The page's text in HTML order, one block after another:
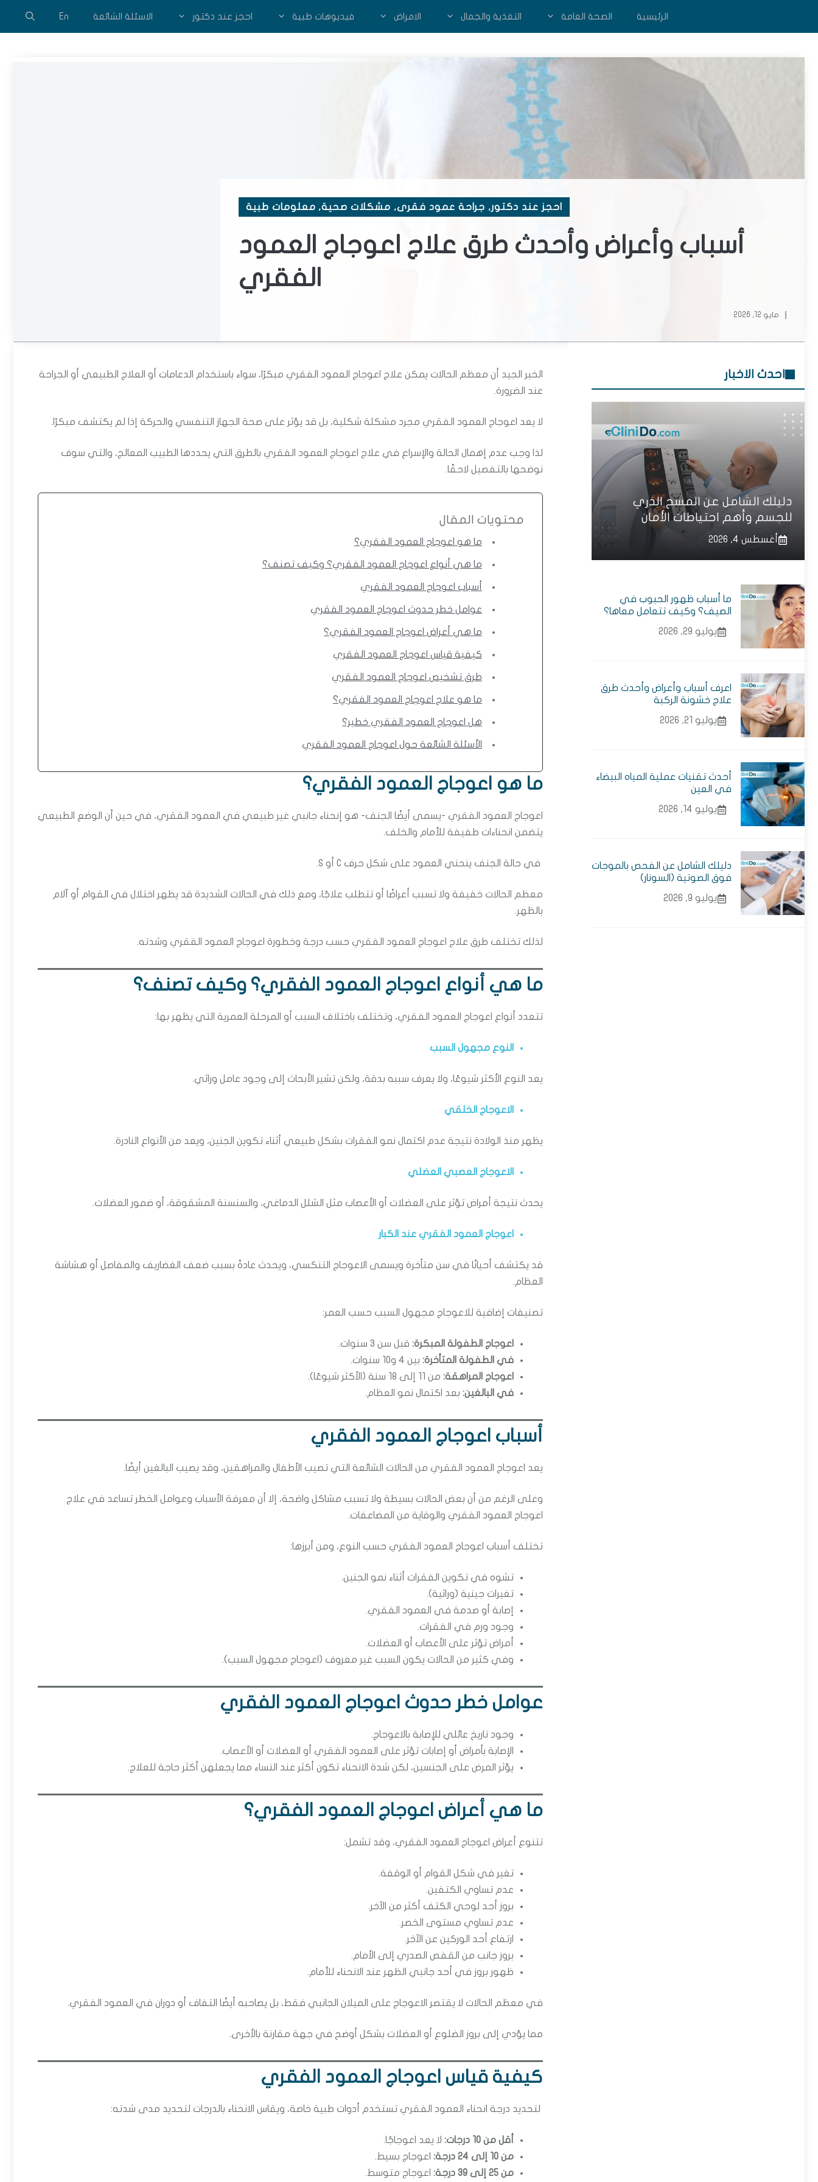
الرئيسية الصحة العامة التغذية والجمال الامراض فيديوهات طبية احجز عند دكتور الاسئلة الشائعة En
احجز عند دكتور, جراحة عمود فقرى, مشكلات صحية, معلومات طبية
أسباب وأعراض وأحدث طرق علاج اعوجاج العمود
الفقري
مايو 12, 2026
الخبر الجيد أن معظم الحالات يمكن علاج اعوجاج العمود الفقري مبكرًا، سواء باستخدام الدعامات أو العلاج الطبيعي أو الجراحة
عند الضرورة.
لا يعد اعوجاج العمود الفقري مجرد مشكلة شكلية، بل قد يؤثر على صحة الجهاز التنفسي والحركة إذا لم يكتشف مبكرًا.
لذا وجب عدم إهمال الحالة والإسراع في علاج اعوجاج العمود الفقري بالطرق التي يحددها الطبيب المعالج، والتي سوف
نوضحها بالتفصيل لاحقًا.
محتويات المقال
ما هو اعوجاج العمود الفقري؟
ما هي أنواع اعوجاج العمود الفقري؟ وكيف تصنف؟
أسباب اعوجاج العمود الفقري
عوامل خطر حدوث اعوجاج العمود الفقري
ما هي أعراض اعوجاج العمود الفقري؟
كيفية قياس اعوجاج العمود الفقري
طرق تشخيص اعوجاج العمود الفقري
ما هو علاج اعوجاج العمود الفقري؟
هل اعوجاج العمود الفقري خطير؟
الأسئلة الشائعة حول اعوجاج العمود الفقري
ما هو اعوجاج العمود الفقري؟
اعوجاج العمود الفقري -يسمى أيضًا الجنف- هو إنحناء جانبي غير طبيعي في العمود الفقري، في حين أن الوضع الطبيعي
يتضمن انحناءات طفيفة للأمام والخلف.
في حالة الجنف ينحني العمود على شكل حرف C أو S.
معظم الحالات خفيفة ولا تسبب أعراضًا أو تتطلب علاجًا، ومع ذلك في الحالات الشديدة قد يظهر اختلال في القوام أو آلام
بالظهر.
لذلك تختلف طرق علاج اعوجاج العمود الفقري حسب درجة وخطورة اعوجاج العمود الفقري وشدته.
ما هي أنواع اعوجاج العمود الفقري؟ وكيف تصنف؟
تتعدد أنواع اعوجاج العمود الفقري، وتختلف باختلاف السبب أو المرحلة العمرية التي يظهر بها:
النوع مجهول السبب
يعد النوع الأكثر شيوعًا، ولا يعرف سببه بدقة، ولكن تشير الأبحاث إلى وجود عامل وراثي.
الاعوجاج الخلقي
يظهر منذ الولادة نتيجة عدم اكتمال نمو الفقرات بشكل طبيعي أثناء تكوين الجنين، ويعد من الأنواع النادرة.
الاعوجاج العصبي العضلي
يحدث نتيجة أمراض تؤثر على العضلات أو الأعصاب مثل الشلل الدماغي، والسنسنة المشقوقة، أو ضمور العضلات.
اعوجاج العمود الفقري عند الكبار
قد يكتشف أحيانًا في سن متأخرة ويسمى الاعوجاج التنكسي، ويحدث عادةً بسبب ضعف الغضاريف والمفاصل أو هشاشة
العظام.
تصنيفات إضافية للاعوجاج مجهول السبب حسب العمر:
اعوجاج الطفولة المبكرة: قبل سن 3 سنوات.
في الطفولة المتأخرة: بين 4 و10 سنوات.
اعوجاج المراهقة: من 11 إلى 18 سنة (الأكثر شيوعًا).
في البالغين: بعد اكتمال نمو العظام.
أسباب اعوجاج العمود الفقري
يعد اعوجاج العمود الفقري من الحالات الشائعة التي تصيب الأطفال والمراهقين، وقد يصيب البالغين أيضًا.
وعلى الرغم من أن بعض الحالات بسيطة ولا تسبب مشاكل واضحة، إلا أن معرفة الأسباب وعوامل الخطر تساعد في علاج
اعوجاج العمود الفقري والوقاية من المضاعفات.
تختلف أسباب اعوجاج العمود الفقري حسب النوع، ومن أبرزها:
تشوه في تكوين الفقرات أثناء نمو الجنين.
تغيرات جينية (وراثية).
إصابة أو صدمة في العمود الفقري.
وجود ورم في الفقرات.
أمراض تؤثر على الأعصاب أو العضلات.
وفي كثير من الحالات يكون السبب غير معروف (اعوجاج مجهول السبب).
عوامل خطر حدوث اعوجاج العمود الفقري
وجود تاريخ عائلي للإصابة بالاعوجاج.
الإصابة بأمراض أو إصابات تؤثر على العمود الفقري أو العضلات أو الأعصاب.
يؤثر المرض على الجنسين، لكن شدة الانحناء تكون أكثر عند النساء مما يجعلهن أكثر حاجة للعلاج.
ما هي أعراض اعوجاج العمود الفقري؟
تتنوع أعراض اعوجاج العمود الفقري، وقد تشمل:
تغير في شكل القوام أو الوقفة.
عدم تساوي الكتفين.
بروز أحد لوحي الكتف أكثر من الآخر.
عدم تساوي مستوى الخصر.
ارتفاع أحد الوركين عن الآخر.
بروز جانب من القفص الصدري إلى الأمام.
ظهور بروز في أحد جانبي الظهر عند الانحناء للأمام.
في معظم الحالات لا يقتصر الاعوجاج على الميلان الجانبي فقط، بل يصاحبه أيضًا التفاف أو دوران في العمود الفقري.
مما يؤدي إلى بروز الضلوع أو العضلات بشكل أوضح في جهة مقارنة بالأخرى.
كيفية قياس اعوجاج العمود الفقري
لتحديد درجة انحناء العمود الفقري تستخدم أدوات طبية خاصة، ويقاس الانحناء بالدرجات لتحديد مدى شدته:
أقل من 10 درجات:
لا يعد اعوجاجًا.
من 10 إلى 24 درجة:
اعوجاج بسيط.
من 25 إلى 39 درجة:
اعوجاج متوسط.
احدث الاخبار
دليلك الشامل عن المسح الذري
للجسم وأهم احتياطات الأمان
أغسطس 4, 2026
ما أسباب ظهور الحبوب في
الصيف؟ وكيف تتعامل معاها؟
يوليو 29, 2026
اعرف أسباب وأعراض وأحدث طرق
علاج خشونة الركبة
يوليو 21, 2026
أحدث تقنيات عملية المياه البيضاء
في العين
يوليو 14, 2026
دليلك الشامل عن الفحص بالموجات
فوق الصوتية (السونار)
يوليو 9, 2026